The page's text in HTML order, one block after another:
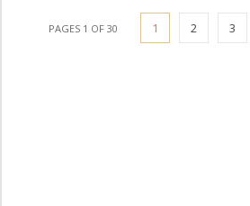
PAGES 1 OF 30 1 2 3